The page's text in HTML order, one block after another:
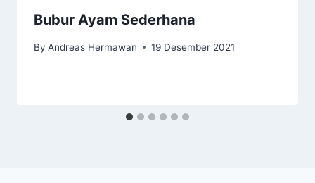
Bubur Ayam Sederhana
By Andreas Hermawan 19 Desember 2021